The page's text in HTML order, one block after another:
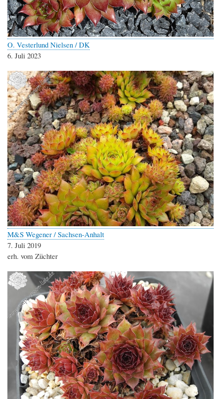
O. Vesterlund Nielsen / DK
6. Juli 2023
M&S Wegener / Sachsen-Anhalt
7. Juli 2019
erh. vom Züchter